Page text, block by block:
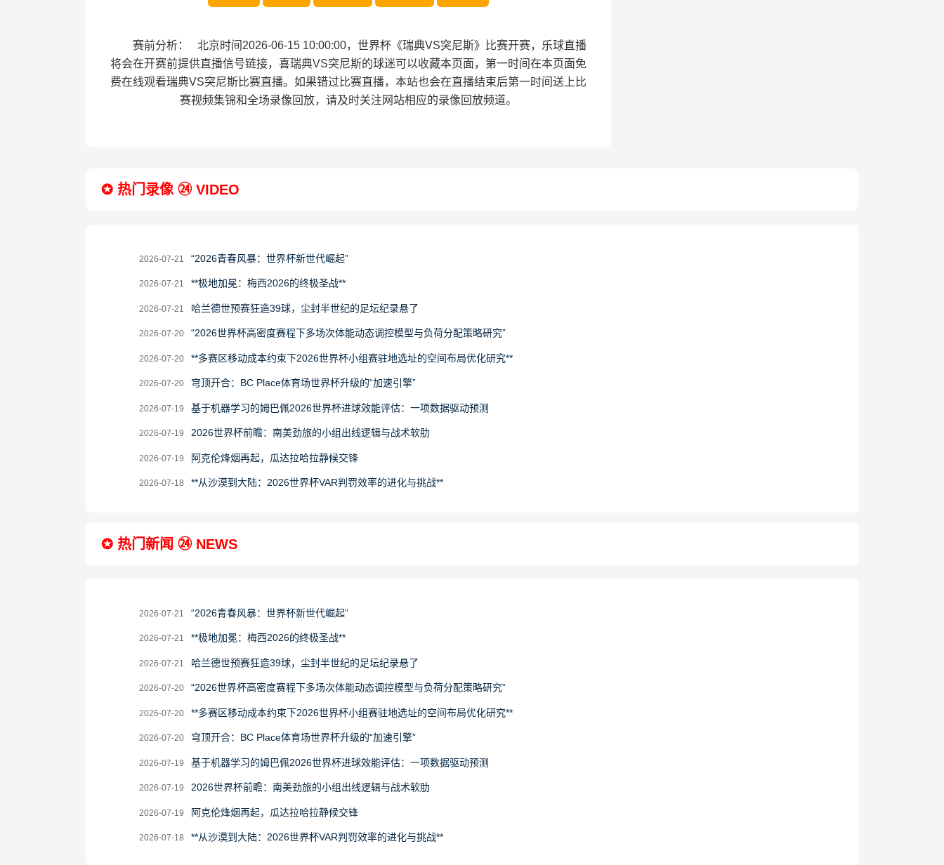
赛前分析： 北京时间2026-06-15 10:00:00，世界杯《瑞典VS突尼斯》比赛开赛，乐球直播
将会在开赛前提供直播信号链接，喜瑞典VS突尼斯的球迷可以收藏本页面，第一时间在本页面免
费在线观看瑞典VS突尼斯比赛直播。如果错过比赛直播，本站也会在直播结束后第一时间送上比
赛视频集锦和全场录像回放，请及时关注网站相应的录像回放频道。
✪ 热门录像 ㉔ VIDEO
2026-
07-
21
2026-07-21 “2026青春风暴：世界杯新世代崛起”
2026-
07-
21
2026-07-21 **极地加冕：梅西2026的终极圣战**
2026-
07-
21
2026-07-21 哈兰德世预赛狂造39球，尘封半世纪的足坛纪录悬了
2026-
07-
20
2026-07-20 “2026世界杯高密度赛程下多场次体能动态调控模型与负荷分配策略研究”
2026-
07-
20
2026-07-20 **多赛区移动成本约束下2026世界杯小组赛驻地选址的空间布局优化研究**
2026-
07-
20
2026-07-20 穹顶开合：BC Place体育场世界杯升级的“加速引擎”
2026-
07-
19
2026-07-19 基于机器学习的姆巴佩2026世界杯进球效能评估：一项数据驱动预测
2026-
07-
19
2026-07-19 2026世界杯前瞻：南美劲旅的小组出线逻辑与战术软肋
2026-
07-
2026-07-19 阿克伦烽烟再起，瓜达拉哈拉静候交锋
2026-
2026-07-18 **从沙漠到大陆：2026世界杯VAR判罚效率的进化与挑战**
✪ 热门新闻 ㉔ NEWS
2026-
07-
21
2026-07-21 “2026青春风暴：世界杯新世代崛起”
2026-
07-
21
2026-07-21 **极地加冕：梅西2026的终极圣战**
2026-
07-
21
2026-07-21 哈兰德世预赛狂造39球，尘封半世纪的足坛纪录悬了
2026-
07-
20
2026-07-20 “2026世界杯高密度赛程下多场次体能动态调控模型与负荷分配策略研究”
2026-
07-
20
2026-07-20 **多赛区移动成本约束下2026世界杯小组赛驻地选址的空间布局优化研究**
2026-
07-
20
2026-07-20 穹顶开合：BC Place体育场世界杯升级的“加速引擎”
2026-
07-
19
2026-07-19 基于机器学习的姆巴佩2026世界杯进球效能评估：一项数据驱动预测
2026-
07-
19
2026-07-19 2026世界杯前瞻：南美劲旅的小组出线逻辑与战术软肋
2026-
07-
2026-07-19 阿克伦烽烟再起，瓜达拉哈拉静候交锋
2026-
2026-07-18 **从沙漠到大陆：2026世界杯VAR判罚效率的进化与挑战**